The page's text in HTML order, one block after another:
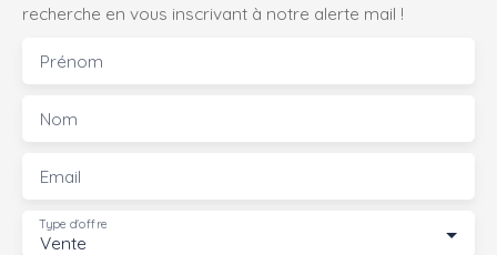
recherche en vous inscrivant à notre alerte mail !
Prénom
Nom
Email
Vente
Type d'offre